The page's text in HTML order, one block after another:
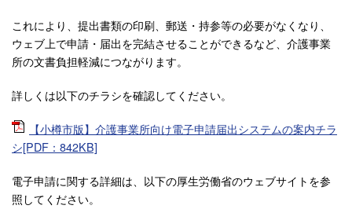
これにより、提出書類の印刷、郵送・持参等の必要がなくなり、
ウェブ上で申請・届出を完結させることができるなど、介護事業
所の文書負担軽減につながります。
詳しくは以下のチラシを確認してください。
【小樽市版】介護事業所向け電子申請届出システムの案内チラ
シ[PDF：842KB]
電子申請に関する詳細は、以下の厚生労働省のウェブサイトを参
照してください。